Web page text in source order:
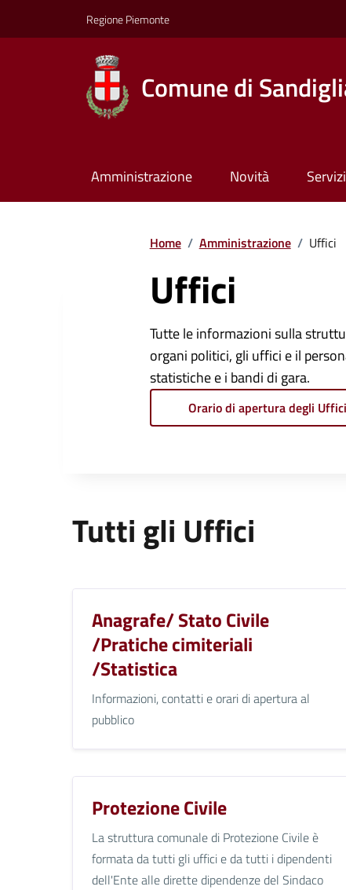
Regione Piemonte
Comune di
Amministrazione Novità Servizi
Home / Amministrazione / Uffici
Uffici
Tutte le informazioni sulla
organi politici, gli uffici e il
statistiche e i bandi di gara.
Orario di apertura degli Uffici
Tutti gli Uffici
Anagrafe/ Stato Civile
/Pratiche cimiteriali
/Statistica
Informazioni, contatti e orari di apertura al
pubblico
Protezione Civile
La struttura comunale di Protezione Civile è
formata da tutti gli uffici e da tutti i dipendenti
dell'Ente alle dirette dipendenze del Sindaco